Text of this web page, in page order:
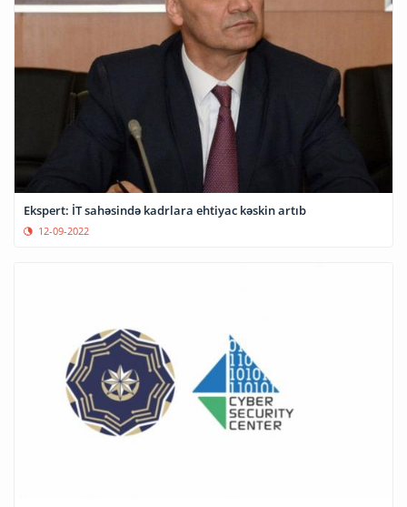
Ekspert: İT sahəsində kadrlara ehtiyac kəskin artıb
12-09-2022